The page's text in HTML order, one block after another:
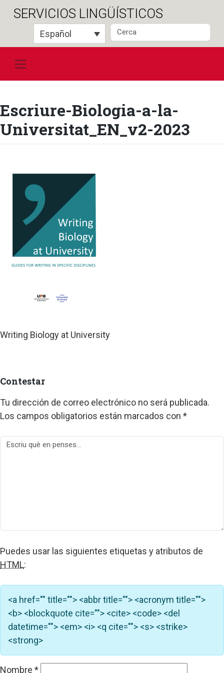
SaltarSERVICIOS LINGÜÍSTICOS
Español
Escriure-Biologia-a-la-
Universitat_EN_v2-2023
Writing Biology at University
Contestar
Tu dirección de correo electrónico no será publicada.
Los campos obligatorios están marcados con *
Puedes usar las siguientes etiquetas y atributos de
HTML:
<a href="" title=""> <abbr title=""> <acronym title="">
<b> <blockquote cite=""> <cite> <code> <del
datetime=""> <em> <i> <q cite=""> <s> <strike>
<strong>
Nombre *